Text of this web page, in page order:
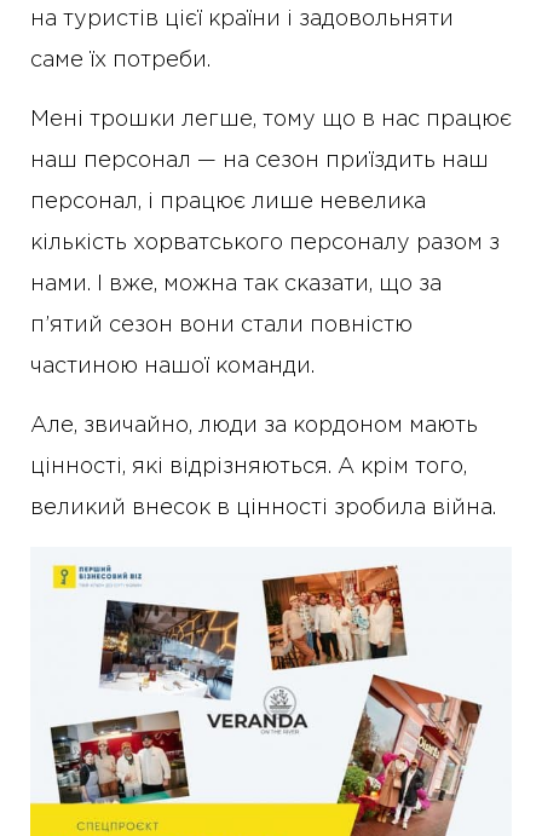
на туристів цієї країни і задовольняти
саме їх потреби.
Мені трошки легше, тому що в нас працює
наш персонал — на сезон приїздить наш
персонал, і працює лише невелика
кількість хорватського персоналу разом з
нами. І вже, можна так сказати, що за
п’ятий сезон вони стали повністю
частиною нашої команди.
Але, звичайно, люди за кордоном мають
цінності, які відрізняються. А крім того,
великий внесок в цінності зробила війна.